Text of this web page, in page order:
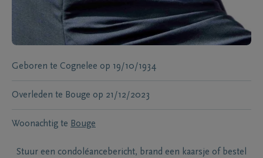
Geboren te Cognelee op 19/10/1934
Overleden te Bouge op 21/12/2023
Woonachtig te Bouge
Stuur een condoléancebericht, brand een kaarsje of bestel